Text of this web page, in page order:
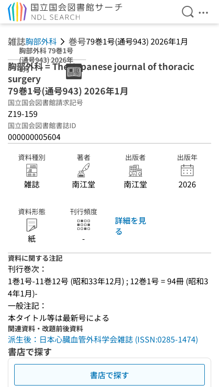
検索を
メ
雑誌胸部外科 巻号79巻1号(通号943) 2026年1月
胸部外科 79巻1号
(通号943) 2026年
1月
胸部外科 = The Japanese journal of thoracic
surgery
79巻1号(通号943) 2026年1月
国立国会図書館請求記号
Z19-159
国立国会図書館書誌ID
000000005604
資料種別
雑誌
著者
南江堂
出版者
南江堂
出版年
2026
資料形態
紙
刊行頻度
-
詳細を見
る
資料に関する注記
刊行巻次：
1巻1号-11巻12号 (昭和33年12月) ; 12巻1号 = 94冊 (昭和3
4年1月)-
一般注記：
本タイトル等は最新号による
関連資料・改題前後資料
派生後：日本心臓血管外科学会雑誌 (ISSN:0285-1474)
書店で探す
書店で探す